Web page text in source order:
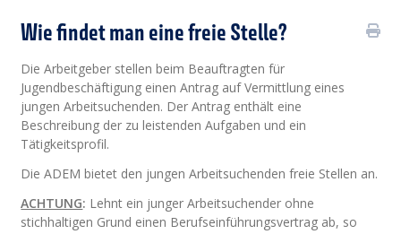
Wie findet man eine freie Stelle?
Die Arbeitgeber stellen beim Beauftragten für
Jugendbeschäftigung einen Antrag auf Vermittlung eines
jungen Arbeitsuchenden. Der Antrag enthält eine
Beschreibung der zu leistenden Aufgaben und ein
Tätigkeitsprofil.
Die ADEM bietet den jungen Arbeitsuchenden freie Stellen an.
ACHTUNG: Lehnt ein junger Arbeitsuchender ohne
stichhaltigen Grund einen Berufseinführungsvertrag ab, so